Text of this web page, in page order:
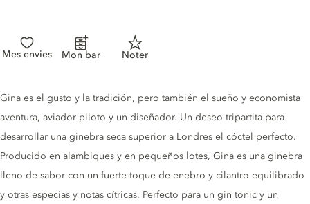
Mes envies Mon bar Noter
Gin description
Gina es el gusto y la tradición, pero también el sueño y economista
aventura, aviador piloto y un diseñador. Un deseo tripartita para
desarrollar una ginebra seca superior a Londres el cóctel perfecto.
Producido en alambiques y en pequeños lotes, Gina es una ginebra
lleno de sabor con un fuerte toque de enebro y cilantro equilibrado
y otras especias y notas cítricas. Perfecto para un gin tonic y un